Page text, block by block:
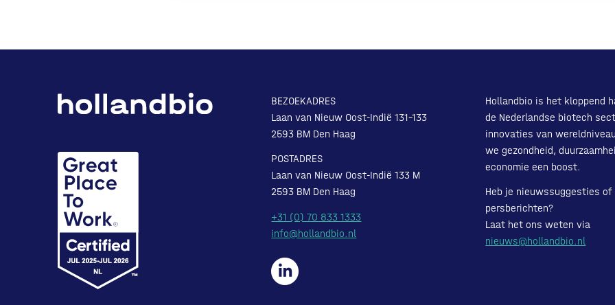
BEZOEKADRES
Laan van Nieuw Oost-Indië 131-133
2593 BM Den Haag
POSTADRES
Laan van Nieuw Oost-Indië 133 M
2593 BM Den Haag
+31 (0) 70 833 1333
info@hollandbio.nl
Hollandbio is het kloppend
de Nederlandse biotech
innovaties van
we gezondheid,
economie een boost.
Heb je nieuwssuggesties of
persberichten?
Laat het ons weten via
nieuws@hollandbio.nl